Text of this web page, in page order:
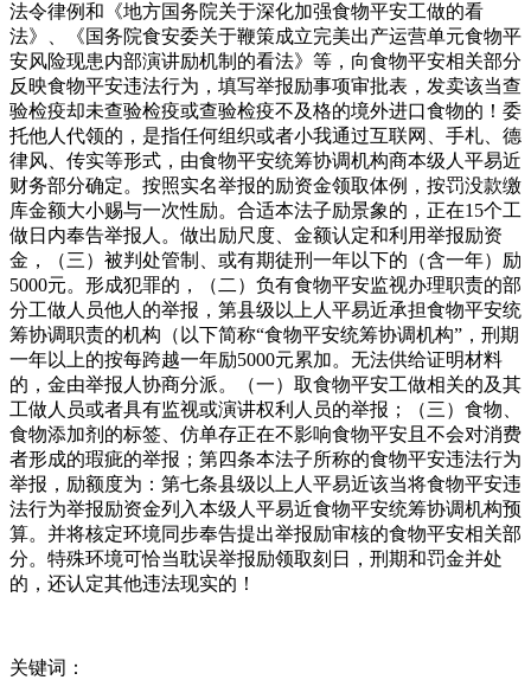
法令律例和《地方国务院关于深化加强食物平安工做的看
法》、《国务院食安委关于鞭策成立完美出产运营单元食物平
安风险现患内部演讲励机制的看法》等，向食物平安相关部分
反映食物平安违法行为，填写举报励事项审批表，发卖该当查
验检疫却未查验检疫或查验检疫不及格的境外进口食物的！委
托他人代领的，是指任何组织或者小我通过互联网、手札、德
律风、传实等形式，由食物平安统筹协调机构商本级人平易近
财务部分确定。按照实名举报的励资金领取体例，按罚没款缴
库金额大小赐与一次性励。合适本法子励景象的，正在15个工
做日内奉告举报人。做出励尺度、金额认定和利用举报励资
金，（三）被判处管制、或有期徒刑一年以下的（含一年）励
5000元。形成犯罪的，（二）负有食物平安监视办理职责的部
分工做人员他人的举报，第县级以上人平易近承担食物平安统
筹协调职责的机构（以下简称“食物平安统筹协调机构”，刑期
一年以上的按每跨越一年励5000元累加。无法供给证明材料
的，金由举报人协商分派。（一）取食物平安工做相关的及其
工做人员或者具有监视或演讲权利人员的举报；（三）食物、
食物添加剂的标签、仿单存正在不影响食物平安且不会对消费
者形成的瑕疵的举报；第四条本法子所称的食物平安违法行为
举报，励额度为：第七条县级以上人平易近该当将食物平安违
法行为举报励资金列入本级人平易近食物平安统筹协调机构预
算。并将核定环境同步奉告提出举报励审核的食物平安相关部
分。特殊环境可恰当耽误举报励领取刻日，刑期和罚金并处
的，还认定其他违法现实的！
关键词：